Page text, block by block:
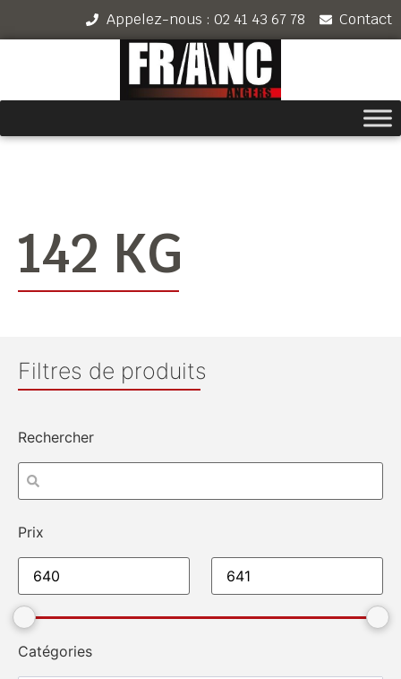
Appelez-nous : 02 41 43 67 78 Contact
142 KG
Filtres de produits
Rechercher
Prix
Catégories